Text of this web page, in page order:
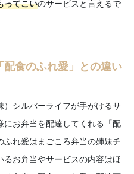
ってこいのサービスと言えるで
食のふれ愛」との違い
）シルバーライフが手がけるサ
お弁当を配達してくれる「配
れ愛はまごころ弁当の姉妹チ
お弁当やサービスの内容はほ